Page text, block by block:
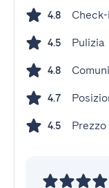
4.8
4.5 Pulizia
4.8
4.7
4.5 Prezzo